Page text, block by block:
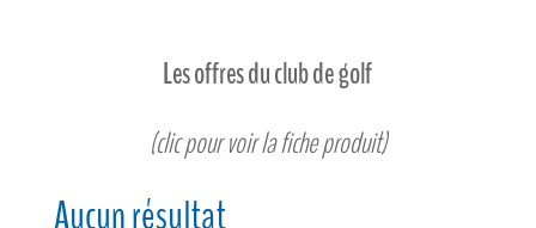
Les offres du club de golf
(clic pour voir la fiche produit)
Aucun résultat